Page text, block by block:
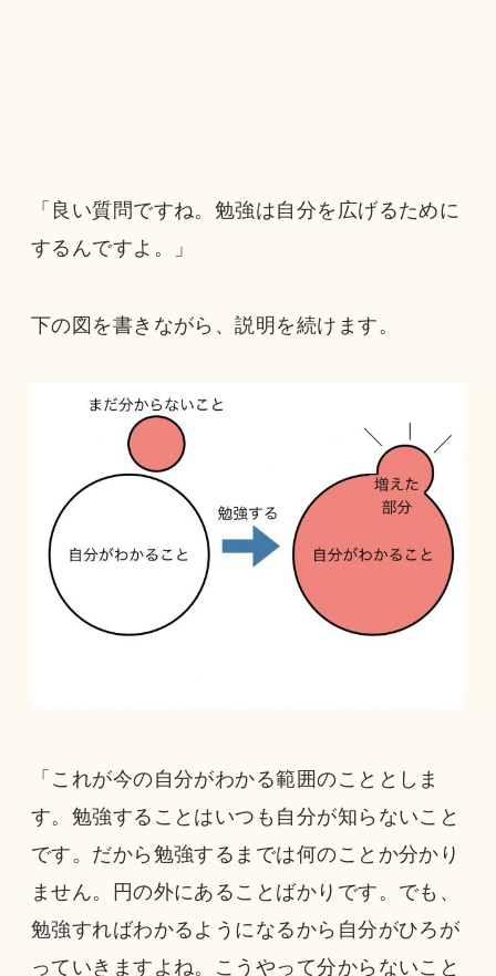
「良い質問ですね。勉強は自分を広げるために
するんですよ。」
下の図を書きながら、説明を続けます。
「これが今の自分がわかる範囲のこととしま
す。勉強することはいつも自分が知らないこと
です。だから勉強するまでは何のことか分かり
ません。円の外にあることばかりです。でも、
勉強すればわかるようになるから自分がひろが
っていきますよね。こうやって分からないこと